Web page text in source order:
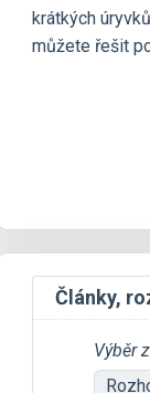
krátkých
můžete řešit
Články,
Výběr